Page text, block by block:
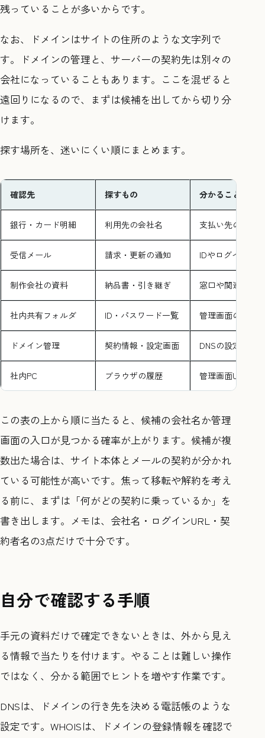
残っていることが多いからです。
なお、ドメインはサイトの住所のような文字列で
す。ドメインの管理と、サーバーの契約先は別々の
会社になっていることもあります。ここを混ぜると
遠回りになるので、まずは候補を出してから切り分
けます。
探す場所を、迷いにくい順にまとめます。
確認先 探すもの 分かること
銀行・カード明細 利用先の会社名 支払い先の候補
受信メール 請求・更新の通知 IDやログインURL
制作会社の資料 納品書・引き継ぎ 窓口や関連会社
社内共有フォルダ ID・パスワード一覧 管理画面の入口
ドメイン管理 契約情報・設定画面 DNSの設定場所
社内PC ブラウザの履歴 管理画面URLの
この表の上から順に当たると、候補の会社名か管理
画面の入口が見つかる確率が上がります。候補が複
数出た場合は、サイト本体とメールの契約が分かれ
ている可能性が高いです。焦って移転や解約を考え
る前に、まずは「何がどの契約に乗っているか」を
書き出します。メモは、会社名・ログインURL・契
約者名の3点だけで十分です。
自分で確認する手順
手元の資料だけで確定できないときは、外から見え
る情報で当たりを付けます。やることは難しい操作
ではなく、分かる範囲でヒントを増やす作業です。
DNSは、ドメインの行き先を決める電話帳のような
設定です。WHOISは、ドメインの登録情報を確認で